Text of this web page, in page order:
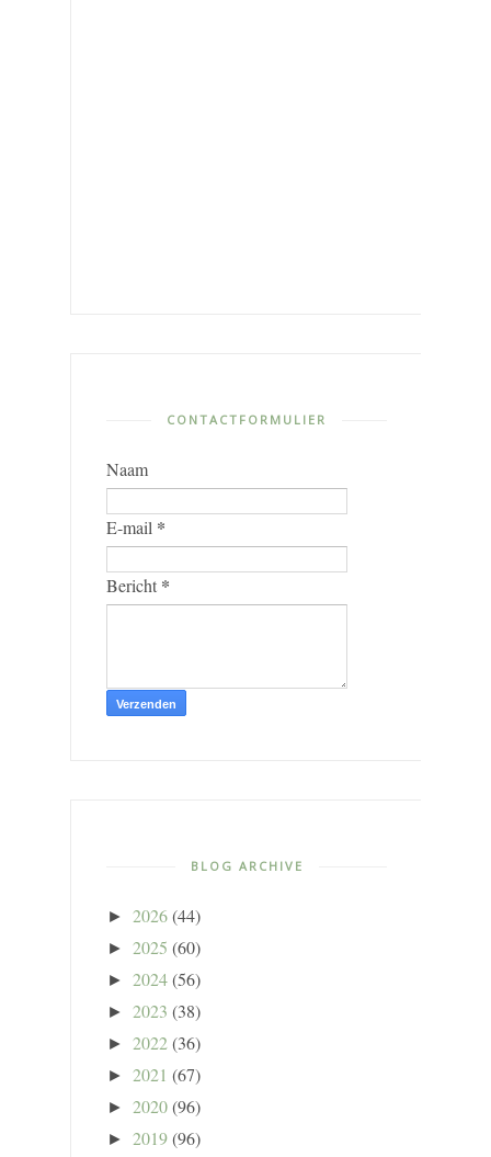
CONTACTFORMULIER
Naam
E-mail *
Bericht *
BLOG ARCHIVE
► 2026(44)
► 2025 (60)
► 2024(56)
► 2023 (38)
► 2022(36)
► 2021 (67)
► 2020(96)
► 2019(96)